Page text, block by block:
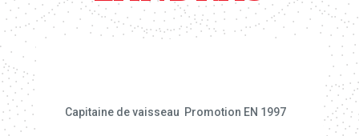
Capitaine de vaisseau Promotion EN 1997